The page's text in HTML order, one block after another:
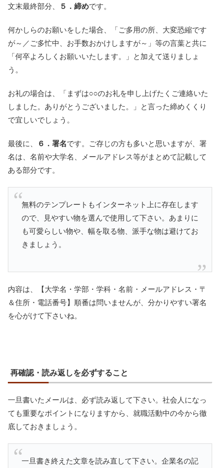
文末最終部分、 ５．締めです。
何かしらのお願いをした場合、「ご多用の所、大変恐縮です
が～／ご多忙中、お手数おかけしますが～」等の言葉と共に
「何卒よろしくお願いいたします。」と加えて送りましょ
う。
お礼の場合は、「まずは○○のお礼を申し上げたくご連絡いた
しました。ありがとうございました。」と言った締めくくり
で宜しいでしょう。
最後に、 ６．署名です。ご存じの方も多いと思いますが、署
名は、名前や大学名、メールアドレス等がまとめて記載して
ある部分です。
無料のテンプレートもインターネット上に存在します
ので、見やすい物を選んで使用して下さい。あまりに
も可愛らしい物や、幅を取る物、派手な物は避けてお
きましょう。
内容は、【大学名・学部・学科・名前・メールアドレス・〒
＆住所・電話番号】順番は問いませんが、分かりやすい署名
を心がけて下さいね。
再確認・読み返しを必ずすること
一旦書いたメールは、必ず読み返して下さい。社会人になっ
ても重要なポイントになりますから、就職活動中の今から徹
底しておきましょう。
一旦書き終えた文章を読み直して下さい。企業名の記